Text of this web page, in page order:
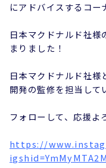
にアドバイスするコー
日本マクドナルド社
まりました！
日本マクドナルド社様
開発の監修を担当して
フォローして、応援よ
https://